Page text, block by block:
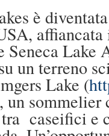
è
Seneca
un terreno
Lake (
sommelier
caseifici e